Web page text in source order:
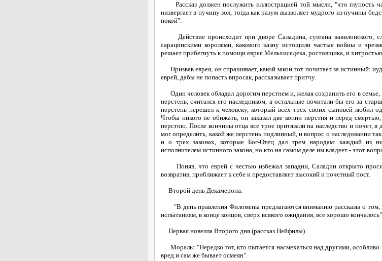
Рассказ должен послужить иллюстрацией той мысли, "что глупость
низвергает в пучину зол, тогда как разум вызволяет мудрого из пучины
покой".
Действие происходит при дворе Саладина, султана вавилонского,
сарацинскими королями, какового казну истощили частые войны и
решает прибегнуть к помощи еврея Мельхиседека, ростовщика, и
Призвав еврея, он спрашивает, какой закон тот почитает за истинный:
еврей, дабы не попасть впросак, рассказывает притчу.
Один человек обладал дорогим перстнем и, желая сохранить его в
перстень, считался его наследником, а остальные почитали бы его за
перстень перешел к человеку, который всех трех своих сыновей любил
Чтобы никого не обижать, он заказал две копии перстня и перед
перстню. После кончины отца все трое притязали на наследство и почет, в
мог определить, какой же перстень подлинный, и вопрос о наследовании
и о трех законах, которые Бог-Отец дал трем народам: каждый из
исполнителем истинного закона, но кто на самом деле им владеет - этот
Поняв, что еврей с честью избежал западни, Саладин открыто
возвратив, приближает к себе и предоставляет высокий и почетный пост.
Второй день Декамерона.
"В день правления Филомены предлагаются вниманию рассказы о том,
испытаниям, в конце концов, сверх всякого ожидания, все хорошо кончалось"
Первая новелла Второго дня (рассказ Нейфилы)
Мораль: "Нередко тот, кто пытается насмехаться над другими,
вред и сам же бывает осмеян".